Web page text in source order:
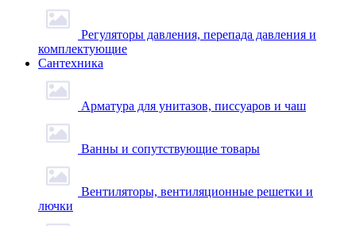
Регуляторы давления, перепада давления и
комплектующие
Сантехника
Арматура для унитазов, писсуаров и чаш
Ванны и сопутствующие товары
Вентиляторы, вентиляционные решетки и
лючки